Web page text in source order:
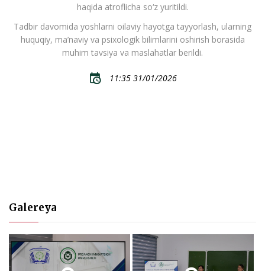
haqida atroflicha so‘z yuritildi.
Tadbir davomida yoshlarni oilaviy hayotga tayyorlash, ularning
huquqiy, ma’naviy va psixologik bilimlarini oshirish borasida
muhim tavsiya va maslahatlar berildi.
11:35 31/01/2026
Galereya